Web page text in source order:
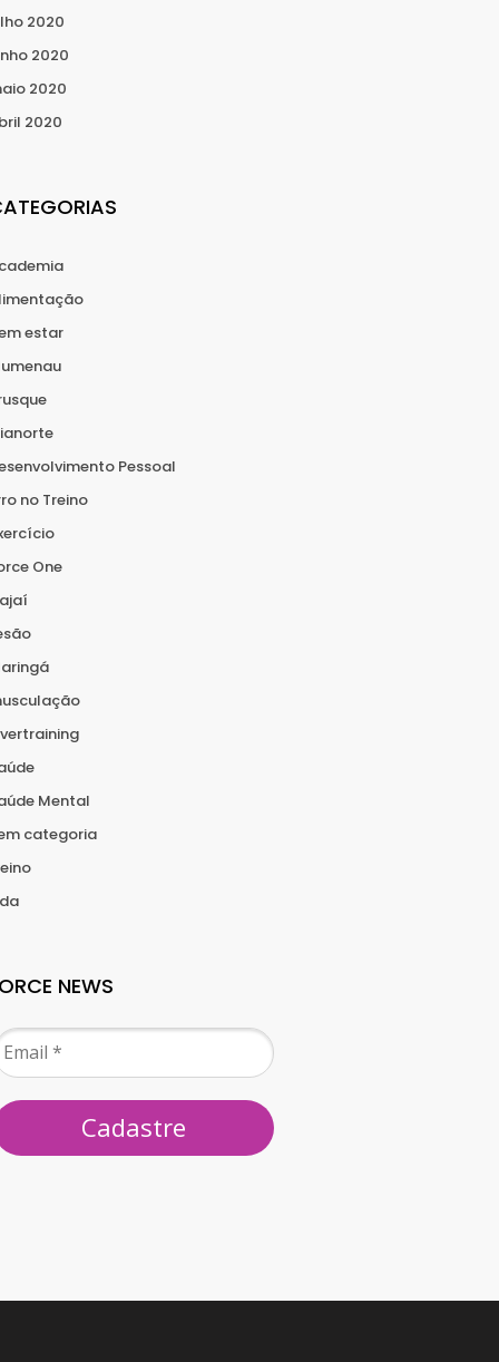
2020
2020
2020
2020
estar
Pessoal
no Treino
One
Mental
categoria
NEWS
Cadastre